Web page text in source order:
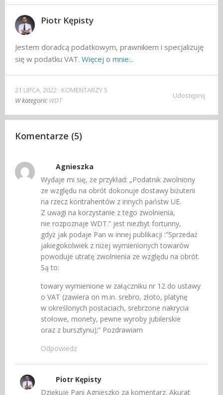
Piotr Kępisty
Jestem doradcą podatkowym, prawnikiem i specjalizuję
się w podatku VAT. Więcej o mnie...
21 LIPCA, 2022 KOMENTARZY 5
W kategorii: WDT
Udostępnij
Komentarze (5)
Agnieszka
Wydaje mi się, że przykład: „Podatnik zwolniony
ze względu na obrót dokonuje dostawy biżuterii
na rzecz kontrahentów z innych państw UE.
Z uwagi na korzystanie z tego zwolnienia,
nie rozpoznaje WDT.” jest niezbyt fortunny,
gdyż jak podaje Pan w innej publikacji :”Sprzedaż
jakiegokolwiek z niżej wymienionych towarów
powoduje utratę zwolnienia ze względu na obrót.
Są to:
towary wymienione w załączniku nr 12 do ustawy
o VAT (zawiera on m.in. srebro, złoto, platynę
w określonych postaciach, srebrzone nakrycia
stołowe, monety, pewne wyroby jubilerskie
oraz z bursztynu);” Pozdrawiam
Odpowiedz
Piotr Kępisty
Dziękuję Pani Agnieszko za komentarz. Akurat